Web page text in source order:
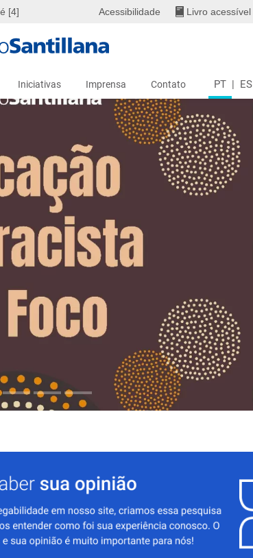
[4] Acessibilidade Livro acessível
Iniciativas Imprensa Contato PT | ES